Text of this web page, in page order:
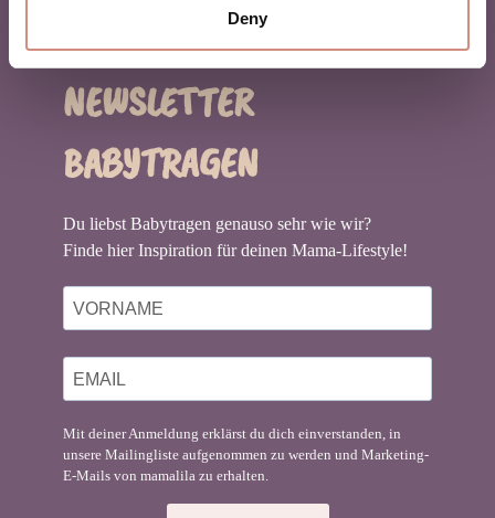
Deny
NEWSLETTER
BABYTRAGEN
Du liebst Babytragen genauso sehr wie wir?
Finde hier Inspiration für deinen Mama-Lifestyle!
Mit deiner Anmeldung erklärst du dich einverstanden, in
unsere Mailingliste aufgenommen zu werden und Marketing-
E-Mails von mamalila zu erhalten.